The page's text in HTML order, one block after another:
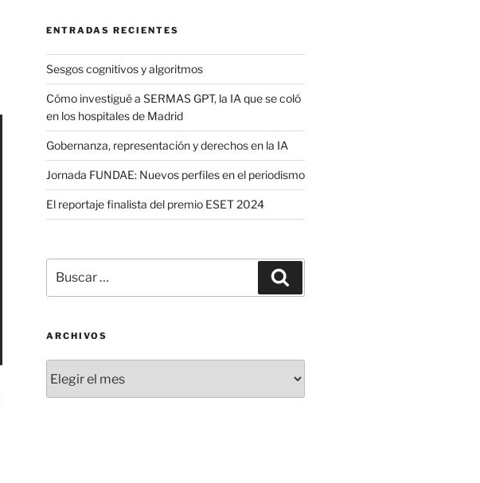
ENTRADAS RECIENTES
Sesgos cognitivos y algoritmos
Cómo investigué a SERMAS GPT, la IA que se coló
en los hospitales de Madrid
Gobernanza, representación y derechos en la IA
Jornada FUNDAE: Nuevos perfiles en el periodismo
El reportaje finalista del premio ESET 2024
por:
ARCHIVOS